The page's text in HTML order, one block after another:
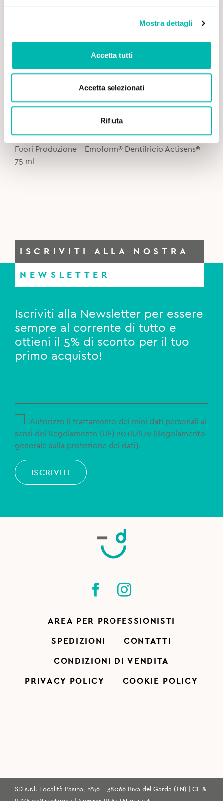
Mostra dettagli
Accetta tutti
Accetta selezionati
Rifiuta
was:
4,70€.
is:
4,00€.
Fuori Produzione - Emoform® Dentifricio Actisens® -
75 ml
ISCRIVITI ALLA NOSTRA
NEWSLETTER
Iscriviti alla Newsletter per essere
sempre al corrente di tutto e
ottieni il 5% di sconto per il tuo
primo acquisto!
Autorizzo il trattamento dei miei dati personali ai
sensi del Regolamento (UE) 2016/679 (Regolamento
generale sulla protezione dei dati).
ISCRIVITI
AREA PER PROFESSIONISTI
SPEDIZIONI CONTATTI
CONDIZIONI DI VENDITA
PRIVACY POLICY COOKIE POLICY
SD s.r.l. Località Pasina, n°46 - 38066 Riva del Garda (TN) | CF &